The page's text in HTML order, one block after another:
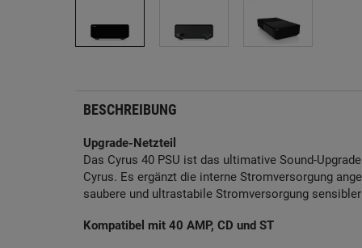
BESCHREIBUNG
Upgrade-Netzteil
Das Cyrus 40 PSU ist das ultimative Sound-
Cyrus. Es ergänzt die interne Stromversorgung
saubere und ultrastabile Stromversorgung
Kompatibel mit 40 AMP, CD und ST